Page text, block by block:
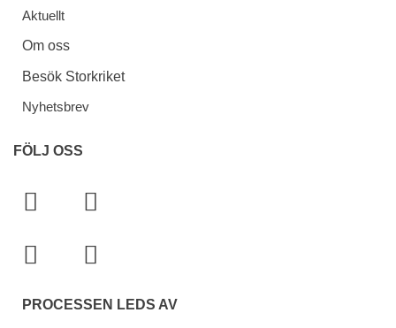
Aktuellt
Om oss
Besök Storkriket
Nyhetsbrev
FÖLJ OSS
PROCESSEN LEDS AV